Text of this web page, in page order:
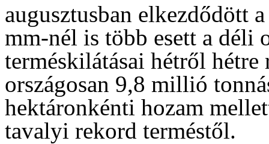
augusztusban elkezdődött
mm-nél is több esett a déli
terméskilátásai hétről hétre
országosan 9,8 millió
hektáronkénti hozam
tavalyi rekord terméstől.